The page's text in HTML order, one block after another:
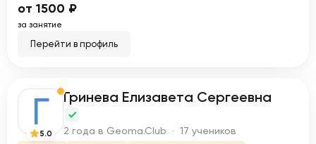
от 1500 ₽
за занятие
Перейти в профиль
Г
5.0
Гринева Елизавета Сергеевна
2 года в Geoma.Club · 17 учеников